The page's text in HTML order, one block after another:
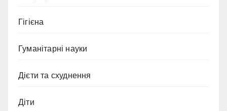
Гігієна
Гуманітарні науки
Дієти та схуднення
Діти